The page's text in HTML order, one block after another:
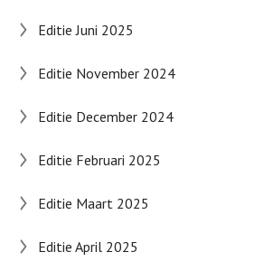
Editie Juni 2025
Editie November 2024
Editie December 2024
Editie Februari 2025
Editie Maart 2025
Editie April 2025